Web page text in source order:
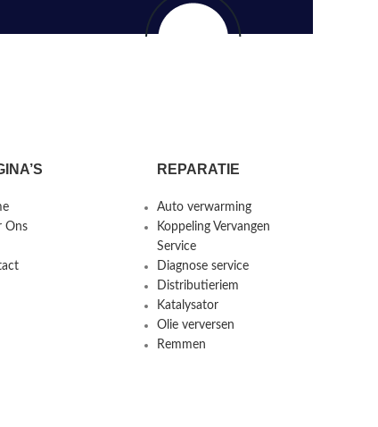
Ons
REPARATIE
Auto verwarming
Koppeling Vervangen
Service
Diagnose service
Distributieriem
Katalysator
Olie verversen
Remmen